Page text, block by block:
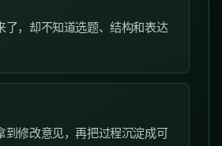
了，却不知道选题、结构和表达
到修改意见，再把过程沉淀成可